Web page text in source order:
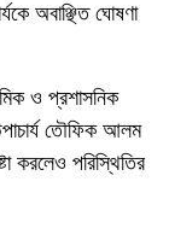
অবাঞ্ছিত ঘোষণা
ও প্রশাসনিক
তৌফিক আলম
করলেও পরিস্থিতির